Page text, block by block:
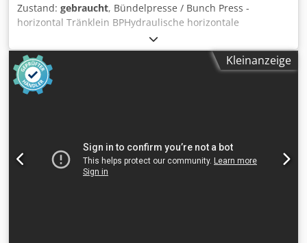
Zustand: gebraucht, Bündelpresse / Bunch Press -
horizontal Tränklein BPHydraulische horizontale
Bündelpresse / hydraulic horizontal bunch Press
Pressdruck stufenlos einstellbar / Pressure steppless 0 –
2.500 kg Chsdpfx Asiwg A Esp Aea Einsatzlänge / Infeed
length max. 770mm Pressplattengrösse / Press plates size
290 x 220 mm Online-Video-Inspection by Skype-Video We
Kleinanzeige